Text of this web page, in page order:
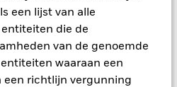
een lijst van alle
die de
van de genoemde
waaraan een
een richtlijn vergunning
meer onderhevig aan
dan ontwikkelde markten.
op beleggingen in of transfers
uitgevoerde levering van
Fonds en